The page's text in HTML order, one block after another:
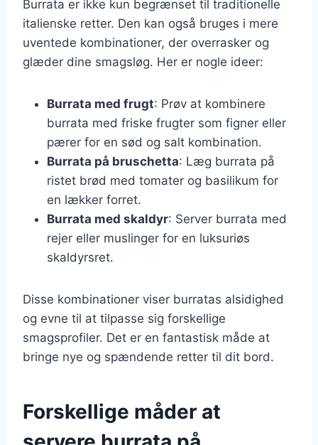
Burrata er ikke kun begrænset til traditionelle
italienske retter. Den kan også bruges i mere
uventede kombinationer, der overrasker og
glæder dine smagsløg. Her er nogle ideer:
Burrata med frugt: Prøv at kombinere
burrata med friske frugter som figner eller
pærer for en sød og salt kombination.
Burrata på bruschetta: Læg burrata på
ristet brød med tomater og basilikum for
en lækker forret.
Burrata med skaldyr: Server burrata med
rejer eller muslinger for en luksuriøs
skaldyrsret.
Disse kombinationer viser burratas alsidighed
og evne til at tilpasse sig forskellige
smagsprofiler. Det er en fantastisk måde at
bringe nye og spændende retter til dit bord.
Forskellige måder at